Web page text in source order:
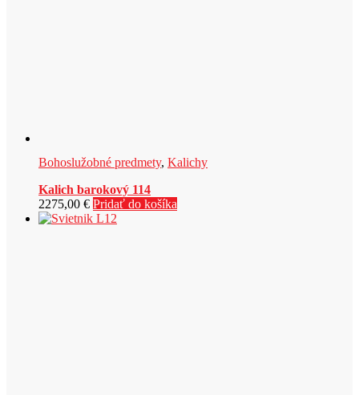
Bohoslužobné predmety, Kalichy
Kalich barokový 114
2275,00 € Pridať do košíka